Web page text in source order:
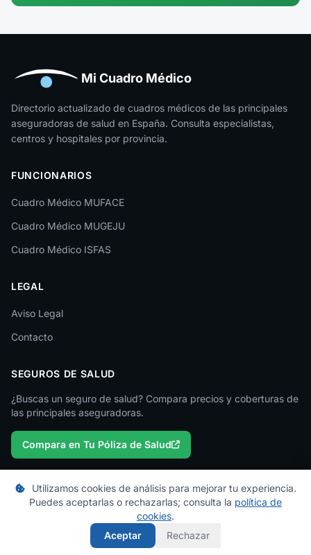
Huesca
Jaén
La Rioja
León
Lleida
Lugo
Málaga
Melilla
Murcia
Palencia
Pontevedra
Salamanca
Santa Cruz de Tenerife
Mi Cuadro Médico
Directorio actualizado de cuadros médicos de las principales
aseguradoras de salud en España. Consulta especialistas,
centros y hospitales por provincia.
FUNCIONARIOS
Cuadro Médico MUFACE
Cuadro Médico MUGEJU
Cuadro Médico ISFAS
LEGAL
Aviso Legal
Contacto
SEGUROS DE SALUD
¿Buscas un seguro de salud? Compara precios y coberturas de
las principales aseguradoras.
Compara en Tu Póliza de Salud
© 2026 micuadromedico.es — Un proyecto de
Los cuadros médicos se actualizan periódicamente. Consulta con tu
aseguradora para información oficial.
Utilizamos cookies de análisis para mejorar tu experiencia.
Puedes aceptarlas o rechazarlas; consulta la política de
cookies.
Aceptar
Rechazar